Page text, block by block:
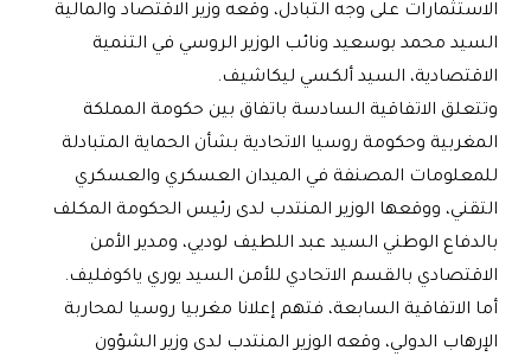
الاستثمارات على وجه التبادل، وقعه وزير الاقتصاد والمالية
السيد محمد بوسعيد ونائب الوزير الروسي في التنمية
الاقتصادية، السيد ألكسي ليكاشيف.
وتتعلق الاتفاقية السادسة باتفاق بين حكومة المملكة
المغربية وحكومة روسيا الاتحادية بشأن الحماية المتبادلة
للمعلومات المصنفة في الميدان العسكري والعسكري
التقني، ووقعها الوزير المنتدب لدى رئيس الحكومة المكلف
بالدفاع الوطني السيد عبد اللطيف لوديي، ومدير الأمن
الاقتصادي بالقسم الاتحادي للأمن السيد يوري ياكوفليف.
أما الاتفاقية السابعة، فتهم إعلانا مغربيا روسيا لمحاربة
الإرهاب الدولي، وقعه الوزير المنتدب لدى وزير الشؤون